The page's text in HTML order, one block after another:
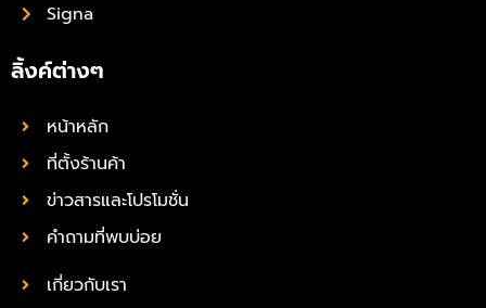
Signa
ลิ้งค์ต่างๆ
หน้าหลัก
ที่ตั้งร้านค้า
ข่าวสารและโปรโมชั่น
คำถามที่พบบ่อย
เกี่ยวกับเรา